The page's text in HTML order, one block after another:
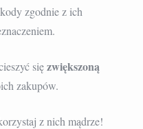
zgodnie z ich
sięzwiększoną
zakupów.
z nich mądrze!